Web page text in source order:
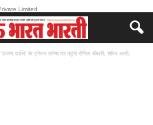
Limited
‘अजय वर्धन’ के ट्रेलर लॉन्च पर पहुंचे रोमिल चौधरी, शॉवर अली,